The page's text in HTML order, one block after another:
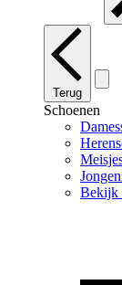
Terug
Schoenen
Bekijk